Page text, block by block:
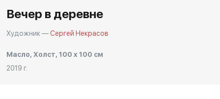
Вечер в деревне
Художник —Сергей Некрасов
Масло, Холст, 100 x 100 см
2019 г.